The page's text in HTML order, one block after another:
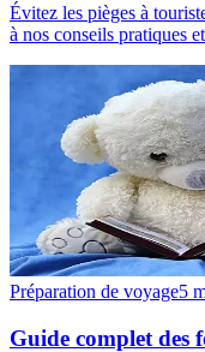
Évitez les pièges à
à nos conseils pratiques
Préparation de voyage5
Guide complet des